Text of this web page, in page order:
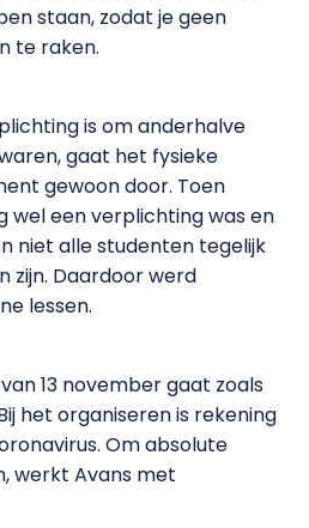
staan, zodat je geen
te raken.
is om anderhalve
gaat het fysieke
gewoon door. Toen
wel een verplichting was en
niet alle studenten tegelijk
zijn. Daardoor werd
lessen.
13 november gaat zoals
het organiseren is rekening
Om absolute
werkt Avans met